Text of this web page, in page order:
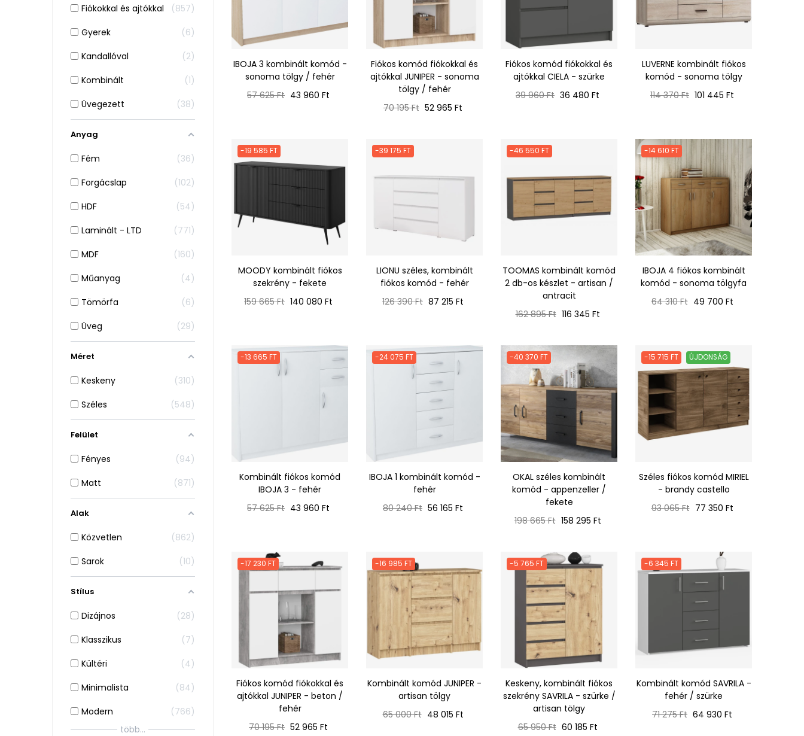
Fiókokkal és ajtókkal
857
Gyerek
6
Kandallóval
2
Kombinált
1
Üvegezett
38
Anyag
Fém
36
Forgácslap
102
HDF
54
Laminált - LTD
771
MDF
160
Műanyag
4
Tömörfa
6
Üveg
29
Méret
Keskeny
310
Széles
548
Felület
Fényes
94
Matt
871
Alak
Közvetlen
862
Sarok
10
Stílus
Dizájnos
28
Klasszikus
7
Kültéri
4
Minimalista
84
Modern
766
több...
IBOJA 3 kombinált komód -
sonoma tölgy / fehér
Normál
57 625 Ft Ár
43 960 Ft
Fiókos komód fiókokkal és
ajtókkal JUNIPER - sonoma
tölgy / fehér
Normál
70 195 Ft Ár
52 965 Ft
Fiókos komód fiókokkal és
ajtókkal CIELA - szürke
Normál
39 960 Ft Ár
36 480 Ft
LUVERNE kombinált fiókos
komód - sonoma tölgy
Normál
114 370 Ft Ár
101 445 Ft
-19 585 FT
MOODY kombinált fiókos
szekrény - fekete
Normál
159 665 Ft Ár
140 080 Ft
-39 175 FT
LIONU széles, kombinált
fiókos komód - fehér
Normál
126 390 Ft Ár
87 215 Ft
-46 550 FT
TOOMAS kombinált komód
2 db-os készlet - artisan /
antracit
Normál
162 895 Ft Ár
116 345 Ft
-14 610 FT
IBOJA 4 fiókos kombinált
komód - sonoma tölgyfa
Normál
64 310 Ft Ár
49 700 Ft
-13 665 FT
Kombinált fiókos komód
IBOJA 3 - fehér
Normál
57 625 Ft Ár
43 960 Ft
-24 075 FT
IBOJA 1 kombinált komód -
fehér
Normál
80 240 Ft Ár
56 165 Ft
-40 370 FT
OKAL széles kombinált
komód - appenzeller /
fekete
Normál
198 665 Ft Ár
158 295 Ft
-15 715 FT ÚJDONSÁG
Széles fiókos komód MIRIEL
- brandy castello
Normál
93 065 Ft Ár
77 350 Ft
-17 230 FT
Fiókos komód fiókokkal és
ajtókkal JUNIPER - beton /
fehér
Normál
70 195 Ft Ár
52 965 Ft
-16 985 FT
Kombinált komód JUNIPER -
artisan tölgy
Normál
65 000 Ft Ár
48 015 Ft
-5 765 FT
Keskeny, kombinált fiókos
szekrény SAVRILA - szürke /
artisan tölgy
Normál
65 950 Ft Ár
60 185 Ft
-6 345 FT
Kombinált komód SAVRILA -
fehér / szürke
Normál
71 275 Ft Ár
64 930 Ft